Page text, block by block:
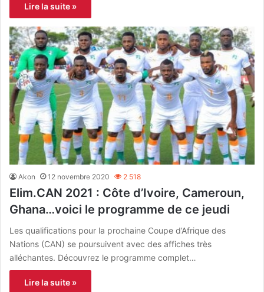
Lire la suite »
Akon 12 novembre 2020 2 518
Elim.CAN 2021 : Côte d’Ivoire, Cameroun,
Ghana…voici le programme de ce jeudi
Les qualifications pour la prochaine Coupe d’Afrique des
Nations (CAN) se poursuivent avec des affiches très
alléchantes. Découvrez le programme complet…
Lire la suite »